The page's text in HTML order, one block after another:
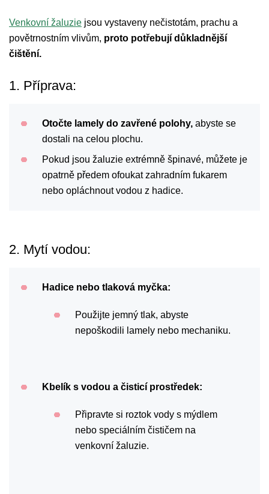
Venkovní žaluzie jsou vystaveny nečistotám, prachu a
povětrnostním vlivům, proto potřebují důkladnější
čištění.
1. Příprava:
Otočte lamely do zavřené polohy, abyste se
dostali na celou plochu.
Pokud jsou žaluzie extrémně špinavé, můžete je
opatrně předem ofoukat zahradním fukarem
nebo opláchnout vodou z hadice.
2. Mytí vodou:
Hadice nebo tlaková myčka:
Použijte jemný tlak, abyste
nepoškodili lamely nebo mechaniku.
Kbelík s vodou a čisticí prostředek:
Připravte si roztok vody s mýdlem
nebo speciálním čističem na
venkovní žaluzie.